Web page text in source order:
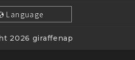
Language
2026 giraffenap